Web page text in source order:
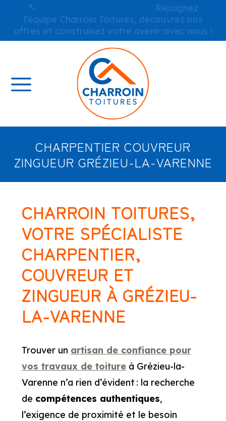
🔨
Rejoignez
l’équipe Charroin Toitures, découvrez nos
offres et construisez votre avenir avec nous !
CHARPENTIER COUVREUR
ZINGUEUR GRÉZIEU-LA-VARENNE
CHARROIN TOITURES,
VOTRE SPÉCIALISTE
CHARPENTIER,
COUVREUR ET
ZINGUEUR À GRÉZIEU-
LA-VARENNE
Trouver un artisan de confiance pour
vos travaux de toitureà Grézieu-la-
Varenne n’a rien d’évident : la recherche
de compétences authentiques,
l’exigence de proximité et le besoin